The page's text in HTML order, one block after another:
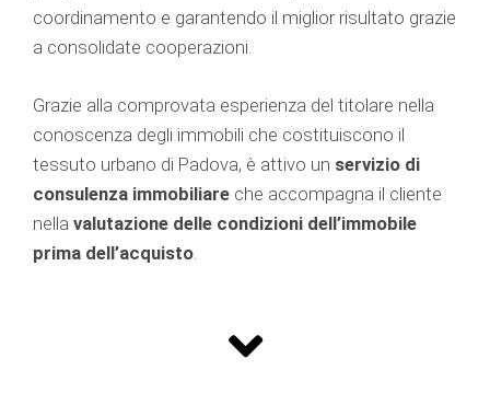
coordinamento e garantendo il miglior risultato grazie
a consolidate cooperazioni.
Grazie alla comprovata esperienza del titolare nella
conoscenza degli immobili che costituiscono il
tessuto urbano di Padova, è attivo un servizio di
consulenza immobiliare che accompagna il cliente
nella valutazione delle condizioni dell’immobile
prima dell’acquisto.